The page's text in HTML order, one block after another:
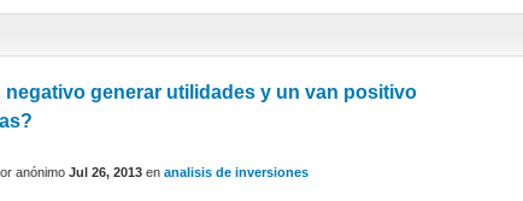
negativo generar utilidades y un van positivo
anónimo Jul 26, 2013 en analisis de inversiones